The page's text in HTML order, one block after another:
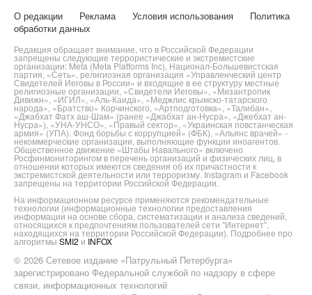
О редакции Реклама Условия использования
Политика
обработки данных
Редакция обращает внимание, что в Российской Федерации
запрещены следующие террористические и экстремистские
организации: Meta (Meta Platforms Inc), Национал-Большевистская
партия, «Сеть», религиозная организация «Управленческий центр
Свидетелей Иеговы в России» и входящие в ее структуру местные
религиозные организации, «Свидетели Иеговы», «Мизантропик
Дивижн», «ИГИЛ», «Аль-Каида», «Меджлис крымско-татарского
народа», «Братство» Корчинского, «Артподготовка», «Талибан»,
«Джабхат Фатх аш-Шам» (ранее «Джабхат ан-Нусра», «Джебхат ан-
Нусра»), «УНА-УНСО», «Правый сектор», «Украинская повстанческая
армия» (УПА). Фонд борьбы с коррупцией» (ФБК), «Альянс врачей» -
некоммерческие организации, выполняющие функции иноагентов.
Общественное движение «Штабы Навального» включено
Росфинмониторингом в перечень организаций и физических лиц, в
отношении которых имеются сведения об их причастности к
экстремистской деятельности или терроризму. Instagram и Facebook
запрещены на территории Российской Федерации.
На информационном ресурсе применяются рекомендательные
технологии (информационные технологии предоставления
информации на основе сбора, систематизации и анализа сведений,
относящихся к предпочтениям пользователей сети "Интернет",
находящихся на территории Российской Федерации). Подробнее про
алгоритмы SMI2 и INFOX
© 2026 Сетевое издание «Патрульный Петербурга»
зарегистрировано Федеральной службой по надзору в сфере
связи, информационных технологий